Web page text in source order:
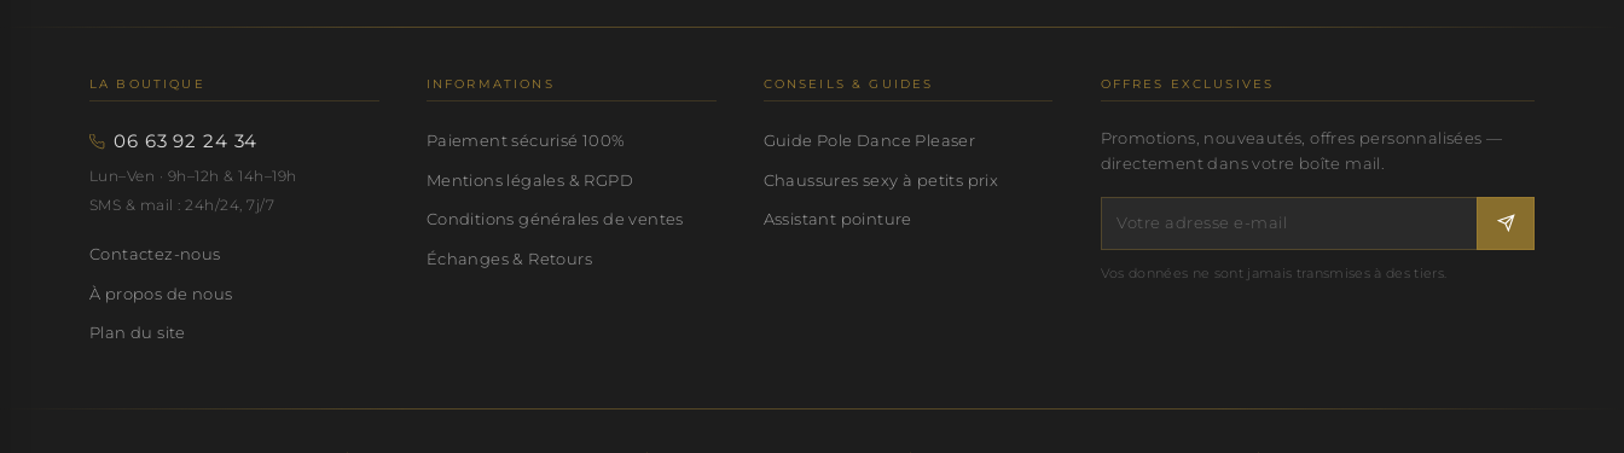
LA BOUTIQUE
06 63 92 24 34
Lun–Ven · 9h–12h & 14h–19h
SMS & mail : 24h/24, 7j/7
Contactez-nous
À propos de nous
Plan du site
INFORMATIONS
Paiement sécurisé 100%
Mentions légales & RGPD
Conditions générales de ventes
Échanges & Retours
CONSEILS & GUIDES
Guide Pole Dance Pleaser
Chaussures sexy à petits prix
Assistant pointure
OFFRES EXCLUSIVES
Promotions, nouveautés, offres personnalisées —
directement dans votre boîte mail.
Vos données ne sont jamais transmises à des tiers.